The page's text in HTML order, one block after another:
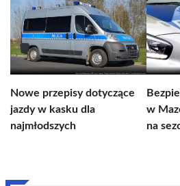
Nowe przepisy dotyczące
jazdy w kasku dla
najmłodszych
w
na